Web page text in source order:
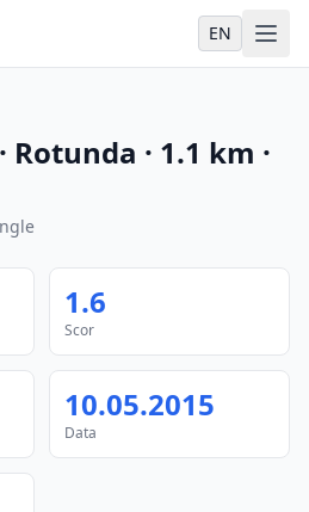
EN
· Rotunda · 1.1 km ·
1.6
Scor
10.05.2015
Data